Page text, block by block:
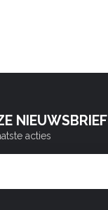
NIEUWSBRIEF
acties